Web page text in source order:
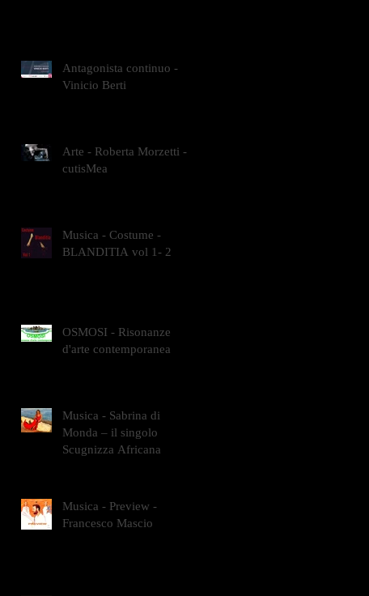
Antagonista continuo -
Vinicio Berti
Arte - Roberta Morzetti -
cutisMea
Musica - Costume -
BLANDITIA vol 1- 2
OSMOSI - Risonanze
d'arte contemporanea
Musica - Sabrina di
Monda – il singolo
Scugnizza Africana
Musica - Preview -
Francesco Mascio